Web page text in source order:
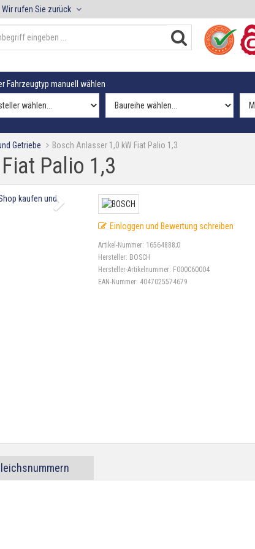
Wir rufen Sie zurück
Fahrzeugtyp manuell wählen
Getriebe Bosch Anlasser 1,0 kW Fiat Palio 1,3
Palio 1,3
Einloggen und Bewertung schreiben
Artikel-Nummer: 16564888;0
Hersteller: BOSCH
Hersteller-Artikelnummer: F000C60004
EAN-Nummer: 4047025574679